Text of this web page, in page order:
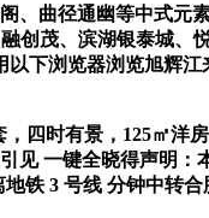
、曲径通幽等中式元
创茂、滨湖银泰城、
下浏览器浏览旭辉江
四时有景，125㎡洋
见 一键全晓得声明：
铁 3 号线 分钟中转